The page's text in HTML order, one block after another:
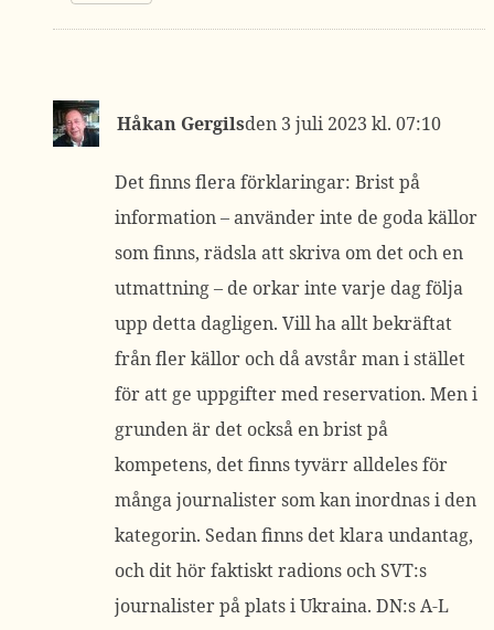
Håkan Gergils 3 juli 2023 kl. 07:10
Det finns flera förklaringar: Brist på
information – använder inte de goda källor
som finns, rädsla att skriva om det och en
utmattning – de orkar inte varje dag följa
upp detta dagligen. Vill ha allt bekräftat
från fler källor och då avstår man i stället
för att ge uppgifter med reservation. Men i
grunden är det också en brist på
kompetens, det finns tyvärr alldeles för
många journalister som kan inordnas i den
kategorin. Sedan finns det klara undantag,
och dit hör faktiskt radions och SVT:s
journalister på plats i Ukraina. DN:s A-L